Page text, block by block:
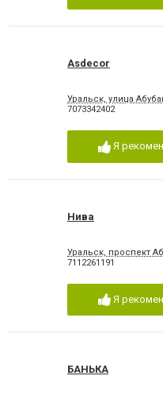
Asdecor
Уральск, улица
7073342402
Я
Нива
Уральск, проспект
7112261191
Я
БАНЬКА